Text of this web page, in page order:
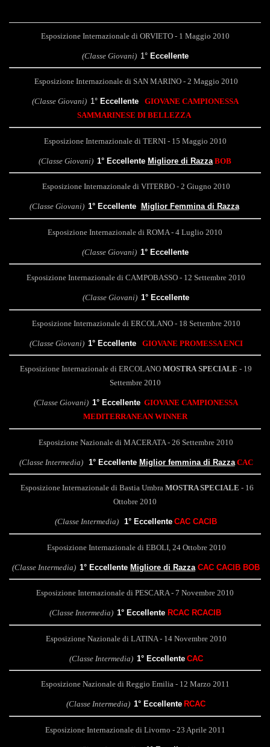
Esposizione Internazionale di ORVIETO - 1 Maggio 2010
(Classe Giovani) 1°Eccellente
Esposizione Internazionale di SAN MARINO - 2 Maggio 2010
(Classe Giovani) 1°Eccellente
GIOVANE CAMPIONESSA
SAMMARINESE DI BELLEZZA
Esposizione Internazionale di TERNI - 15 Maggio 2010
(Classe Giovani) 1° Eccellente Migliore di Razza BOB
Esposizione Internazionale di VITERBO - 2 Giugno 2010
(Classe Giovani) 1° Eccellente Miglior Femmina di Razza
Esposizione Internazionale di ROMA - 4 Luglio 2010
(Classe Giovani) 1° Eccellente
Esposizione Internazionale di CAMPOBASSO - 12 Settembre 2010
(Classe Giovani) 1° Eccellente
Esposizione Internazionale di ERCOLANO - 18 Settembre 2010
(Classe Giovani) 1° Eccellente GIOVANE PROMESSA ENCI
Esposizione Internazionale di ERCOLANO MOSTRA SPECIALE - 19
Settembre 2010
(Classe Giovani) 1° Eccellente GIOVANE CAMPIONESSA
MEDITERRANEAN WINNER
Esposizione Nazionale di MACERATA - 26 Settembre 2010
(Classe Intermedia) 1° Eccellente Miglior femmina di Razza CAC
Esposizione Internazionale di Bastia Umbra MOSTRA SPECIALE - 16
Ottobre 2010
(Classe Intermedia) 1° Eccellente CAC CACIB
Esposizione Internazionale di EBOLI, 24 Ottobre 2010
(Classe Intermedia) 1° Eccellente Migliore di Razza CAC CACIB BOB
Esposizione Internazionale di PESCARA - 7 Novembre 2010
(Classe Intermedia) 1° Eccellente RCAC RCACIB
Esposizione Nazionale di LATINA - 14 Novembre 2010
(Classe Intermedia) 1° Eccellente CAC
Esposizione Nazionale di Reggio Emilia - 12 Marzo 2011
(Classe Intermedia) 1° Eccellente RCAC
Esposizione Internazionale di Livorno - 23 Aprile 2011